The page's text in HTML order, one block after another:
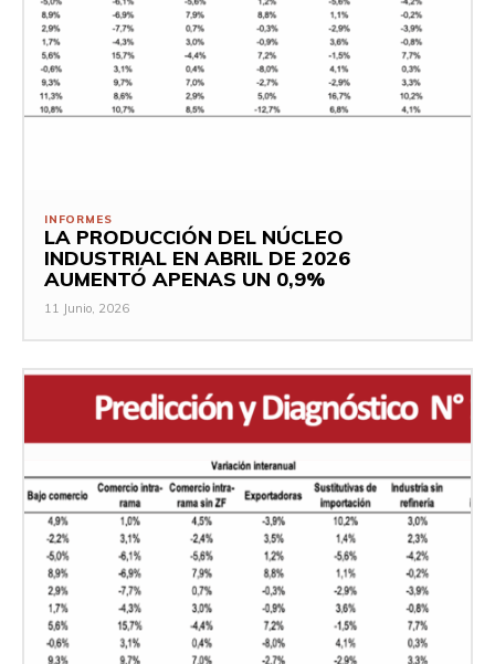
INFORMES
LA PRODUCCIÓN DEL NÚCLEO
INDUSTRIAL EN ABRIL DE 2026
AUMENTÓ APENAS UN 0,9%
11 Junio, 2026